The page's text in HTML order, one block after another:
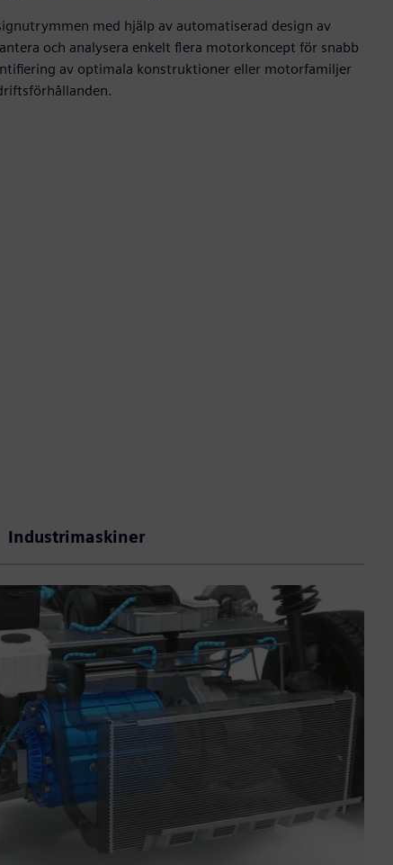
med hjälp av automatiserad design av
och analysera enkelt flera motorkoncept för snabb
av optimala konstruktioner eller motorfamiljer
Industrimaskiner